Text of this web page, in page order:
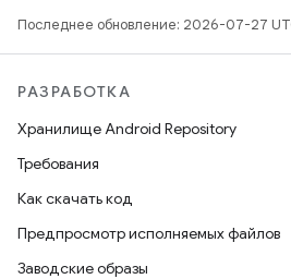
Последнее обновление: 2026-07-27
РАЗРАБОТКА
Хранилище Android Repository
Требования
Как скачать код
Предпросмотр исполняемых файлов
Заводские образы